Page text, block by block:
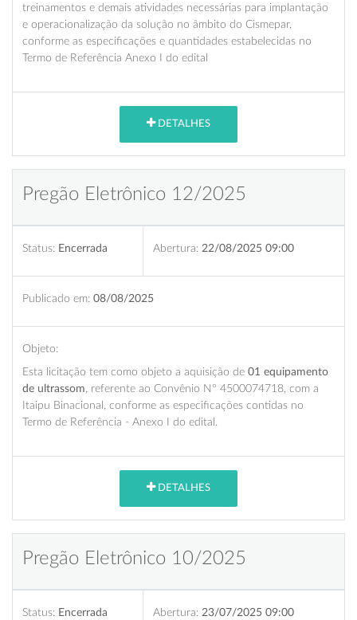
treinamentos e demais atividades necessárias para implantação
e operacionalização da solução no âmbito do Cismepar,
conforme as especificações e quantidades estabelecidas no
Termo de Referência Anexo I do edital
DETALHES
Pregão Eletrônico 12/2025
Status: Encerrada Abertura: 22/08/2025 09:00
Publicado em: 08/08/2025
Objeto:
Esta licitação tem como objeto a aquisição de 01 equipamento
de ultrassom , referente ao Convênio Nº 4500074718, com a
Itaipu Binacional, conforme as especificações contidas no
Termo de Referência - Anexo I do edital.
DETALHES
Pregão Eletrônico 10/2025
Status: Encerrada Abertura: 23/07/2025 09:00